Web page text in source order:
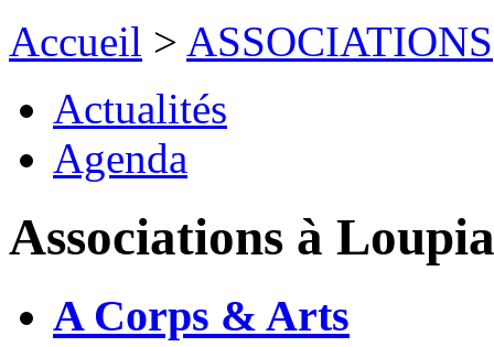
Accueil > ASSOCIATIONS
Actualités
Agenda
Associations à
A Corps & Arts